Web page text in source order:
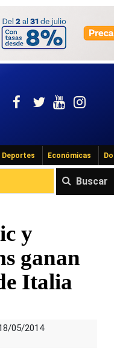
Deportes Económicas
Buscar
y
ganan
Italia
05/2014